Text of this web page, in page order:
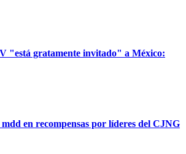
"está gratamente invitado" a México:
en recompensas por líderes del CJNG